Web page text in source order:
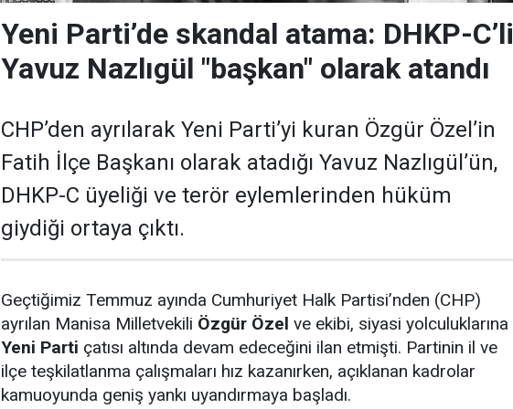
Yeni Parti’de skandal atama: DHKP-C’li
Yavuz Nazlıgül "başkan" olarak atandı
CHP’den ayrılarak Yeni Parti’yi kuran Özgür Özel’in
Fatih İlçe Başkanı olarak atadığı Yavuz Nazlıgül’ün,
DHKP-C üyeliği ve terör eylemlerinden hüküm
giydiği ortaya çıktı.
Geçtiğimiz Temmuz ayında Cumhuriyet Halk Partisi’nden (CHP)
ayrılan Manisa Milletvekili Özgür Özel ve ekibi, siyasi yolculuklarına
Yeni Parti çatısı altında devam edeceğini ilan etmişti. Partinin il ve
ilçe teşkilatlanma çalışmaları hız kazanırken, açıklanan kadrolar
kamuoyunda geniş yankı uyandırmaya başladı.